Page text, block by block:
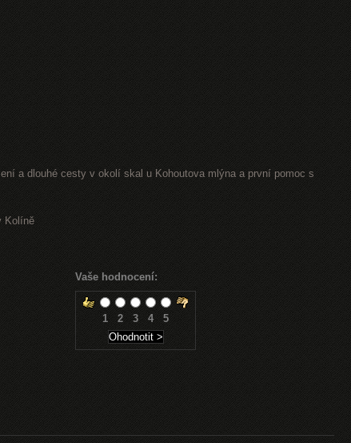
a dlouhé cesty v okolí skal u Kohoutova mlýna a první pomoc s
Kolíně
Vaše hodnocení:
1 2 3 4 5